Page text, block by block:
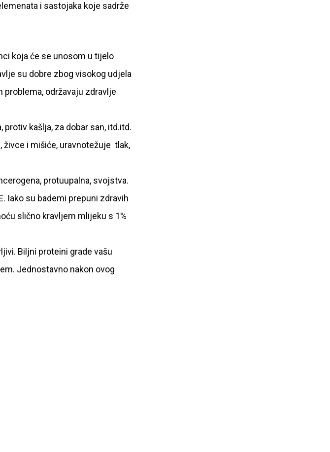
i sastojaka koje sadrže
koja će se unosom u tijelo
su dobre zbog visokog udjela
problema, održavaju zdravlje
protiv kašlja, za dobar san, itd.itd.
živce i mišiće, uravnotežuje tlak,
protuupalna, svojstva.
Iako su bademi prepuni zdravih
slično kravljem mlijeku s 1%
Biljni proteini grade vašu
Jednostavno nakon ovog